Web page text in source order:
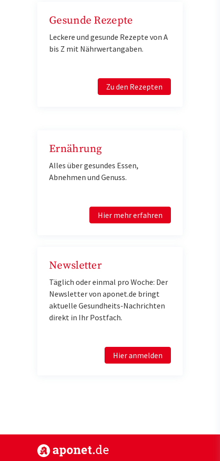
Gesunde Rezepte
Leckere und gesunde Rezepte von A
bis Z mit Nährwertangaben.
Zu den Rezepten
Ernährung
Alles über gesundes Essen,
Abnehmen und Genuss.
Hier mehr erfahren
Newsletter
Täglich oder einmal pro Woche: Der
Newsletter von aponet.de bringt
aktuelle Gesundheits-Nachrichten
direkt in Ihr Postfach.
Hier anmelden